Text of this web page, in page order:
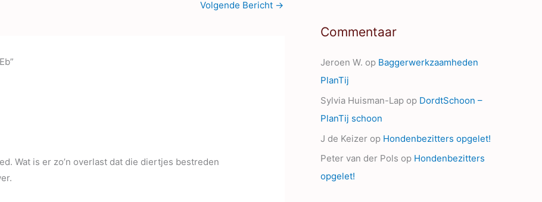
Volgende Bericht →
Wat is er zo’n overlast dat die diertjes bestreden
Commentaar
Jeroen W. op Baggerwerkzaamheden
PlanTij
Sylvia Huisman-Lap op DordtSchoon –
PlanTij schoon
J de Keizer op Hondenbezitters opgelet!
Peter van der Pols op Hondenbezitters
opgelet!